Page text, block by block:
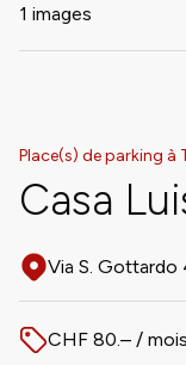
1 images
Place(s) de parking à
Casa
Adresse
Via S.
Prix
CHF 80.– / mois